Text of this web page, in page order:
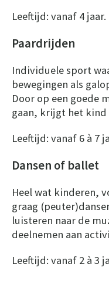
Leeftijd: vanaf 4 jaar.
Paardrijden
Individuele sport
bewegingen als
Door op een goede
gaan, krijgt het
Leeftijd: vanaf 6 à 7
Dansen of ballet
Heel wat kinderen,
graag
luisteren naar de
deelnemen aan
Leeftijd: vanaf 2 à 3